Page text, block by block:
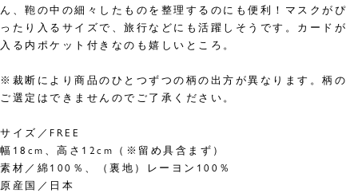
ん、鞄の中の細々したものを整理するのにも便利！マスクがぴ
ったり入るサイズで、旅行などにも活躍しそうです。カードが
入る内ポケット付きなのも嬉しいところ。
※裁断により商品のひとつずつの柄の出方が異なります。柄の
ご選定はできませんのでご了承ください。
サイズ／FREE
幅18cm、高さ12cm（※留め具含まず）
素材／綿100％、（裏地）レーヨン100％
原産国／日本